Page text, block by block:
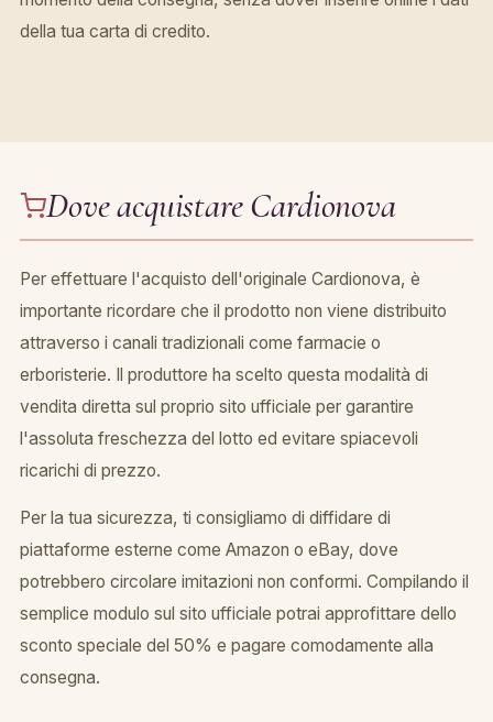
della tua carta di credito.
Dove acquistare Cardionova
Per effettuare l'acquisto dell'originale Cardionova, è
importante ricordare che il prodotto non viene distribuito
attraverso i canali tradizionali come farmacie o
erboristerie. Il produttore ha scelto questa modalità di
vendita diretta sul proprio sito ufficiale per garantire
l'assoluta freschezza del lotto ed evitare spiacevoli
ricarichi di prezzo.
Per la tua sicurezza, ti consigliamo di diffidare di
piattaforme esterne come Amazon o eBay, dove
potrebbero circolare imitazioni non conformi. Compilando il
semplice modulo sul sito ufficiale potrai approfittare dello
sconto speciale del 50% e pagare comodamente alla
consegna.